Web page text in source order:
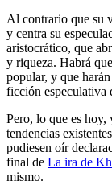
Al contrario que su
y centra su
aristocrático, que
y riqueza. Habrá
popular, y que
ficción especulativa
Pero, lo que es hoy,
tendencias
pudiesen oír
final de La ira de
mismo.